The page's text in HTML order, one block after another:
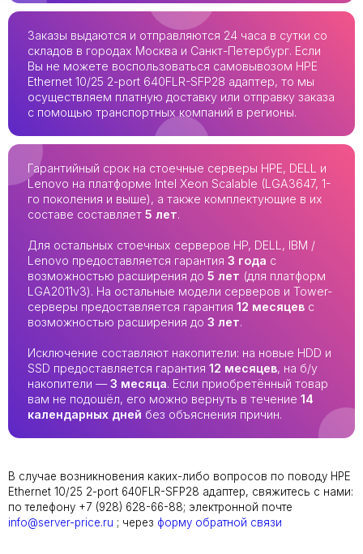
Заказы выдаются и отправляются 24 часа в сутки со
складов в городах Москва и Санкт-Петербург. Если
Вы не можете воспользоваться самовывозом HPE
Ethernet 10/25 2-port 640FLR-SFP28 адаптер, то мы
осуществляем платную доставку или отправку заказа
с помощью транспортных компаний в регионы.
Гарантийный срок на стоечные серверы HPE, DELL и
Lenovo на платформе Intel Xeon Scalable (LGA3647, 1-
го поколения и выше), а также комплектующие в их
составе составляет 5 лет.
Для остальных стоечных серверов HP, DELL, IBM /
Lenovo предоставляется гарантия 3 года с
возможностью расширения до 5 лет (для платформ
LGA2011v3). На остальные модели серверов и Tower-
серверы предоставляется гарантия 12 месяцев с
возможностью расширения до 3 лет.
Исключение составляют накопители: на новые HDD и
SSD предоставляется гарантия 12 месяцев, на б/у
накопители —3 месяца. Если приобретённый товар
вам не подошёл, его можно вернуть в течение 14
календарных дней без объяснения причин.
В случае возникновения каких-либо вопросов по поводу HPE
Ethernet 10/25 2-port 640FLR-SFP28 адаптер, свяжитесь с нами:
по телефону +7 (928) 628-66-88; электронной почте
info@server-price.ru ; через форму обратной связи